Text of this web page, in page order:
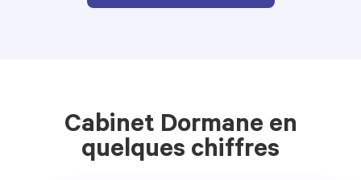
Cabinet Dormane en
quelques chiffres